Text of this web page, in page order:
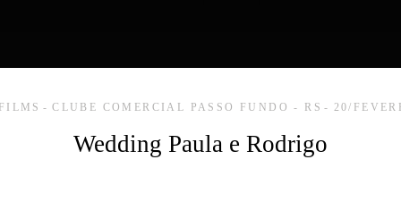
CLUBE COMERCIAL PASSO FUNDO - RS 20/
Wedding Paula e Rodrigo